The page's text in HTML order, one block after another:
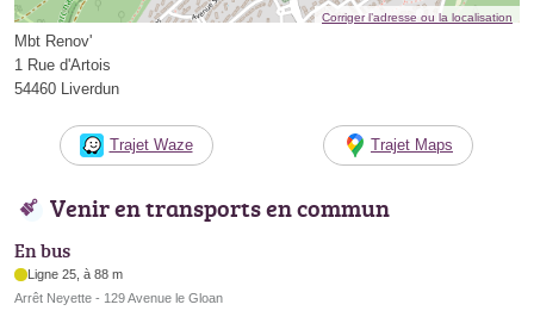
Corriger l’adresse ou la localisation
Mbt Renov'
1 Rue d'Artois
54460 Liverdun
Trajet Waze Trajet Maps
Venir en transports en commun
En bus
Ligne 25, à 88 m
Arrêt Neyette - 129 Avenue le Gloan